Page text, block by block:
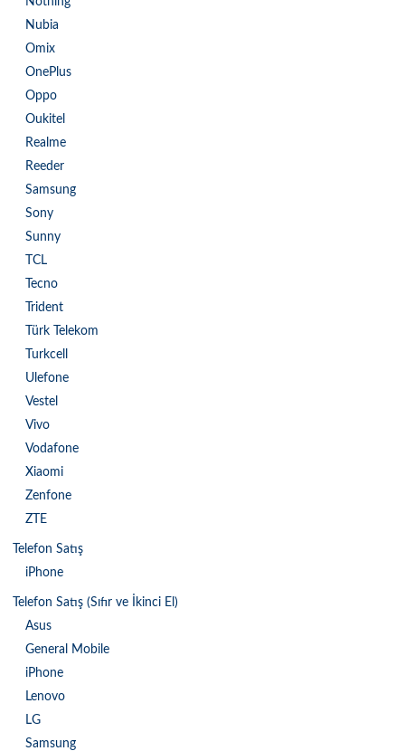
Nubia
Omix
OnePlus
Oppo
Oukitel
Realme
Reeder
Samsung
Sony
Sunny
TCL
Tecno
Trident
Türk Telekom
Turkcell
Ulefone
Vestel
Vivo
Vodafone
Xiaomi
Zenfone
ZTE
Telefon Satış
iPhone
Telefon Satış (Sıfır ve İkinci El)
Asus
General Mobile
iPhone
Lenovo
LG
Samsung